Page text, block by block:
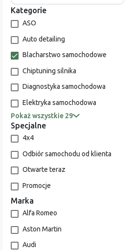
Kategorie
ASO
Auto detailing
Blacharstwo samochodowe
Chiptuning silnika
Diagnostyka samochodowa
Elektryka samochodowa
Pokaż wszystkie 29
Specjalne
4x4
Odbiór samochodu od klienta
Otwarte teraz
Promocje
Marka
Alfa Romeo
Aston Martin
Audi